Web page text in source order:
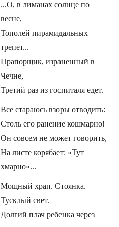
...О, в лиманах солнце по
весне,
Тополей пирамидальных
трепет...
Прапорщик, израненный в
Чечне,
Третий раз из госпиталя едет.
Все стараюсь взоры отводить:
Столь его ранение кошмарно!
Он совсем не может говорить,
На листе корябает: «Тут
хмарно»...
Мощный храп. Стоянка.
Тусклый свет.
Долгий плач ребенка через